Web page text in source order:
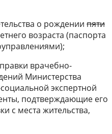
о рождении пяти
возраста (паспорта
врачебно-
Министерства
экспертной
подтверждающие его
с места жительства,